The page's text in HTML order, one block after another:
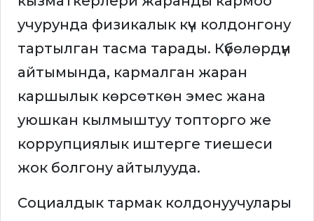
учурунда физикалык күч колдонгону
тартылган тасма тарады. Күбөлөрдүн
айтымында, кармалган жаран
каршылык көрсөткөн эмес жана
уюшкан кылмыштуу топторго же
коррупциялык иштерге тиешеси
жок болгону айтылууда.
Социалдык тармак колдонуучулары